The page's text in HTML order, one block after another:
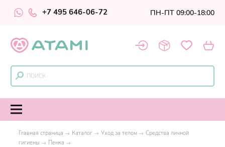
+7 495 646-06-72 ПН-ПТ 09:00-18:00
Главная страница Каталог Уход за телом
Средства личной
гигиены
Пенка